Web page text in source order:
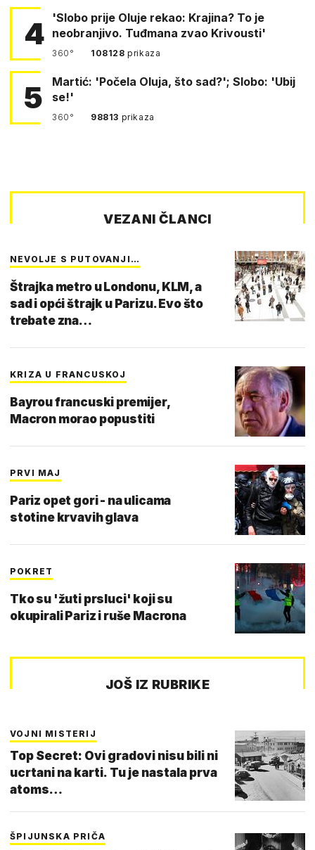
4
'Slobo prije Oluje rekao: Krajina? To je
neobranjivo. Tuđmana zvao Krivousti'
360° 108128prikaza
5
Martić: 'Počela Oluja, što sad?'; Slobo: 'Ubij
se!'
360° 98813 prikaza
VEZANI ČLANCI
NEVOLJE S PUTOVANJI…
Štrajka metro u Londonu, KLM, a
sad i opći štrajk u Parizu. Evo što
trebate zna…
KRIZA U FRANCUSKOJ
Bayrou francuski premijer,
Macron morao popustiti
PRVI MAJ
Pariz opet gori - na ulicama
stotine krvavih glava
POKRET
Tko su 'žuti prsluci' koji su
okupirali Pariz i ruše Macrona
JOŠ IZ RUBRIKE
VOJNI MISTERIJ
Top Secret: Ovi gradovi nisu bili ni
ucrtani na karti. Tu je nastala prva
atoms…
ŠPIJUNSKA PRIČA